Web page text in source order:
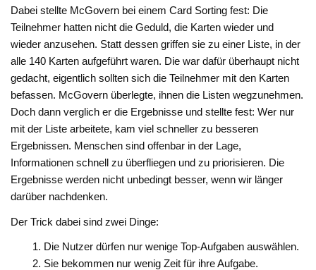
Dabei stellte McGovern bei einem Card Sorting fest: Die
Teilnehmer hatten nicht die Geduld, die Karten wieder und
wieder anzusehen. Statt dessen griffen sie zu einer Liste, in der
alle 140 Karten aufgeführt waren. Die war dafür überhaupt nicht
gedacht, eigentlich sollten sich die Teilnehmer mit den Karten
befassen. McGovern überlegte, ihnen die Listen wegzunehmen.
Doch dann verglich er die Ergebnisse und stellte fest: Wer nur
mit der Liste arbeitete, kam viel schneller zu besseren
Ergebnissen. Menschen sind offenbar in der Lage,
Informationen schnell zu überfliegen und zu priorisieren. Die
Ergebnisse werden nicht unbedingt besser, wenn wir länger
darüber nachdenken.
Der Trick dabei sind zwei Dinge:
Die Nutzer dürfen nur wenige Top-Aufgaben auswählen.
Sie bekommen nur wenig Zeit für ihre Aufgabe.